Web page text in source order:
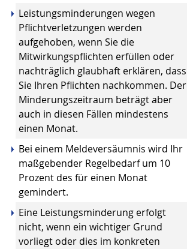
Leistungsminderungen wegen
Pflichtverletzungen werden
aufgehoben, wenn Sie die
Mitwirkungspflichten erfüllen oder
nachträglich glaubhaft erklären, dass
Sie Ihren Pflichten nachkommen. Der
Minderungszeitraum beträgt aber
auch in diesen Fällen mindestens
einen Monat.
Bei einem Meldeversäumnis wird Ihr
maßgebender Regelbedarf um 10
Prozent des für einen Monat
gemindert.
Eine Leistungsminderung erfolgt
nicht, wenn ein wichtiger Grund
vorliegt oder dies im konkreten